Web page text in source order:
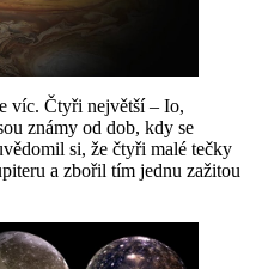
víc. Čtyři největší – Io,
známy od dob, kdy se
si, že čtyři malé tečky
a zbořil tím jednu zažitou